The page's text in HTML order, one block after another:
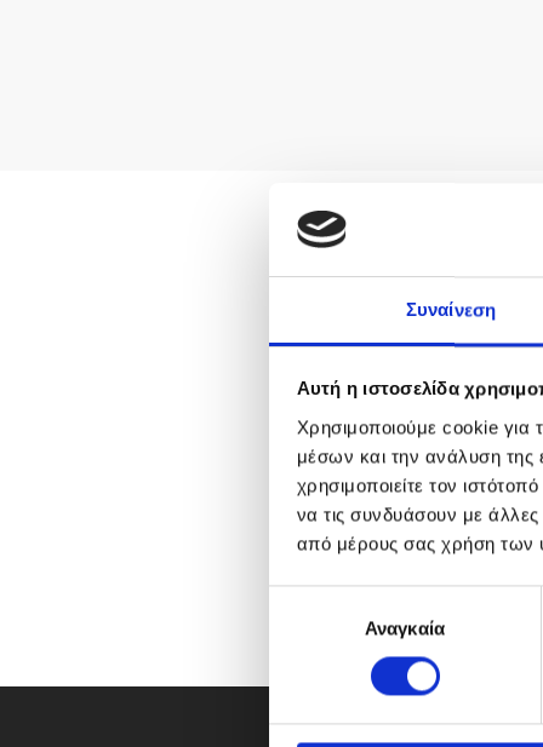
Συναίνεση
Αυτή η ιστοσελίδα
Χρησιμοποιούμε cookie για
μέσων και την ανάλυση της
χρησιμοποιείτε τον
να τις συνδυάσουν με
από μέρους σας χρήση των
λ
Αναγκαία